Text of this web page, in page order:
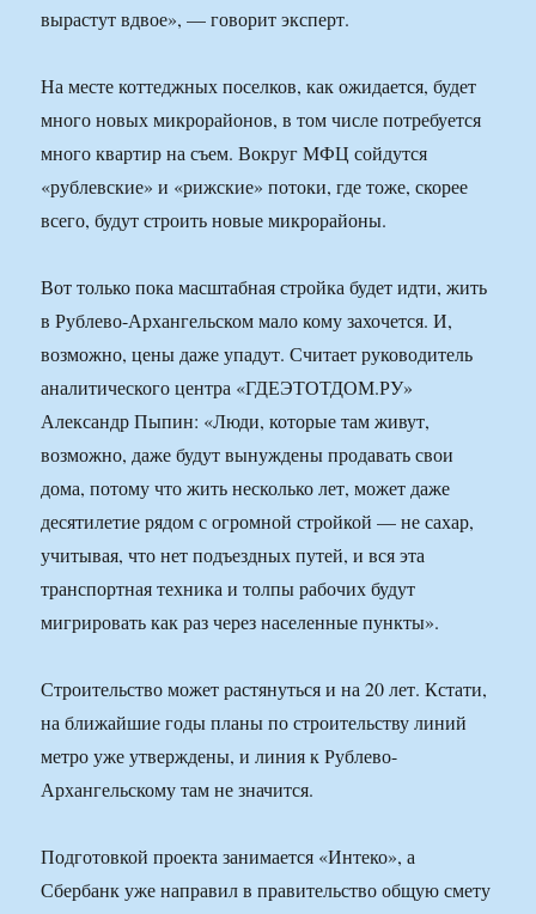
вырастут вдвое», — говорит эксперт.
На месте коттеджных поселков, как ожидается, будет
много новых микрорайонов, в том числе потребуется
много квартир на съем. Вокруг МФЦ сойдутся
«рублевские» и «рижские» потоки, где тоже, скорее
всего, будут строить новые микрорайоны.
Вот только пока масштабная стройка будет идти, жить
в Рублево-Архангельском мало кому захочется. И,
возможно, цены даже упадут. Считает руководитель
аналитического центра «ГДЕЭТОТДОМ.РУ»
Александр Пыпин: «Люди, которые там живут,
возможно, даже будут вынуждены продавать свои
дома, потому что жить несколько лет, может даже
десятилетие рядом с огромной стройкой — не сахар,
учитывая, что нет подъездных путей, и вся эта
транспортная техника и толпы рабочих будут
мигрировать как раз через населенные пункты».
Строительство может растянуться и на 20 лет. Кстати,
на ближайшие годы планы по строительству линий
метро уже утверждены, и линия к Рублево-
Архангельскому там не значится.
Подготовкой проекта занимается «Интеко», а
Сбербанк уже направил в правительство общую смету